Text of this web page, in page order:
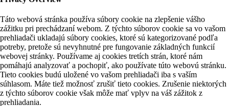
Táto webová stránka používa súbory cookie na zlepšenie vášho
zážitku pri prechádzaní webom. Z týchto súborov cookie sa vo vašom
prehliadači ukladajú súbory cookies, ktoré sú kategorizované podľa
potreby, pretože sú nevyhnutné pre fungovanie základných funkcií
webovej stránky. Používame aj cookies tretích strán, ktoré nám
pomáhajú analyzovať a pochopiť, ako používate túto webovú stránku.
Tieto cookies budú uložené vo vašom prehliadači iba s vaším
súhlasom. Máte tiež možnosť zrušiť tieto cookies. Zrušenie niektorých
z týchto súborov cookie však môže mať vplyv na váš zážitok z
prehliadania.